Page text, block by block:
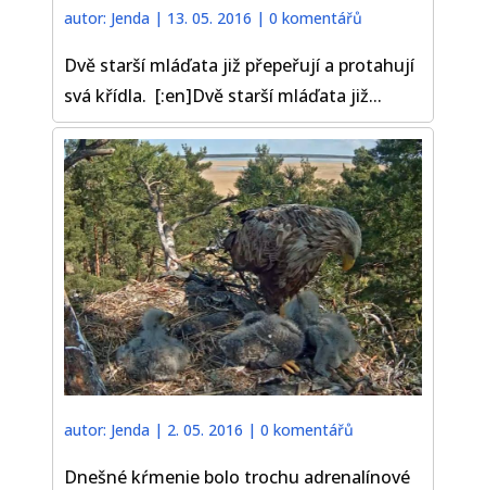
autor: Jenda | 13. 05. 2016 |0 komentářů
Dvě starší mláďata již přepeřují a protahují
svá křídla. [:en]Dvě starší mláďata již...
autor: Jenda | 2. 05. 2016 |0 komentářů
Dnešné kŕmenie bolo trochu adrenalínové